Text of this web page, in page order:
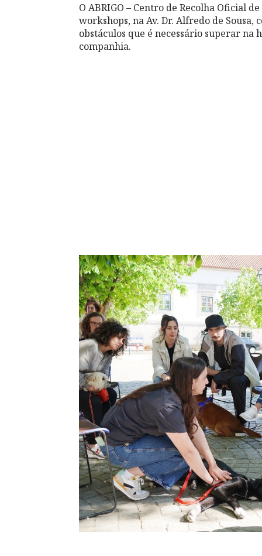
O ABRIGO – Centro de Recolha Oficial
workshops, na Av. Dr. Alfredo de
obstáculos que é necessário superar na
companhia.